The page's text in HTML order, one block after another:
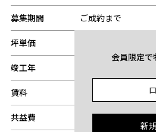
募集期間 ご成約まで
坪単価
竣工年
賃料
共益費
会員限定で
新